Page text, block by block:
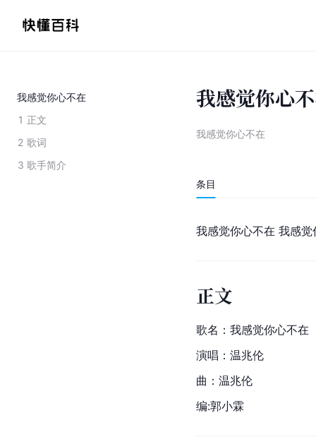
我感觉你心不在
1 正文
2 歌词
3 歌手简介
我感觉你心
我感觉你心不在
条目
我感觉你心不在 我感
正文
歌名：我感觉你心不在
演唱： 温兆伦
曲：温兆伦
编:郭小霖